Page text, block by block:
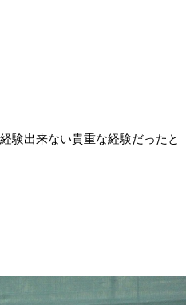
験出来ない貴重な経験だったと